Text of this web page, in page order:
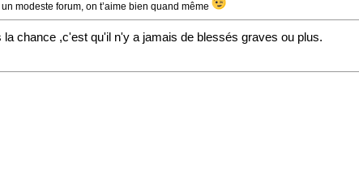
modeste forum, on t’aime bien quand même
chance ,c'est qu'il n'y a jamais de blessés graves ou plus.